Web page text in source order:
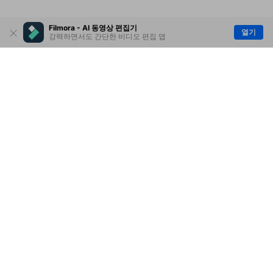
Filmora - AI 동영상 편집기
강력하면서도 간단한 비디오 편집 앱
열기